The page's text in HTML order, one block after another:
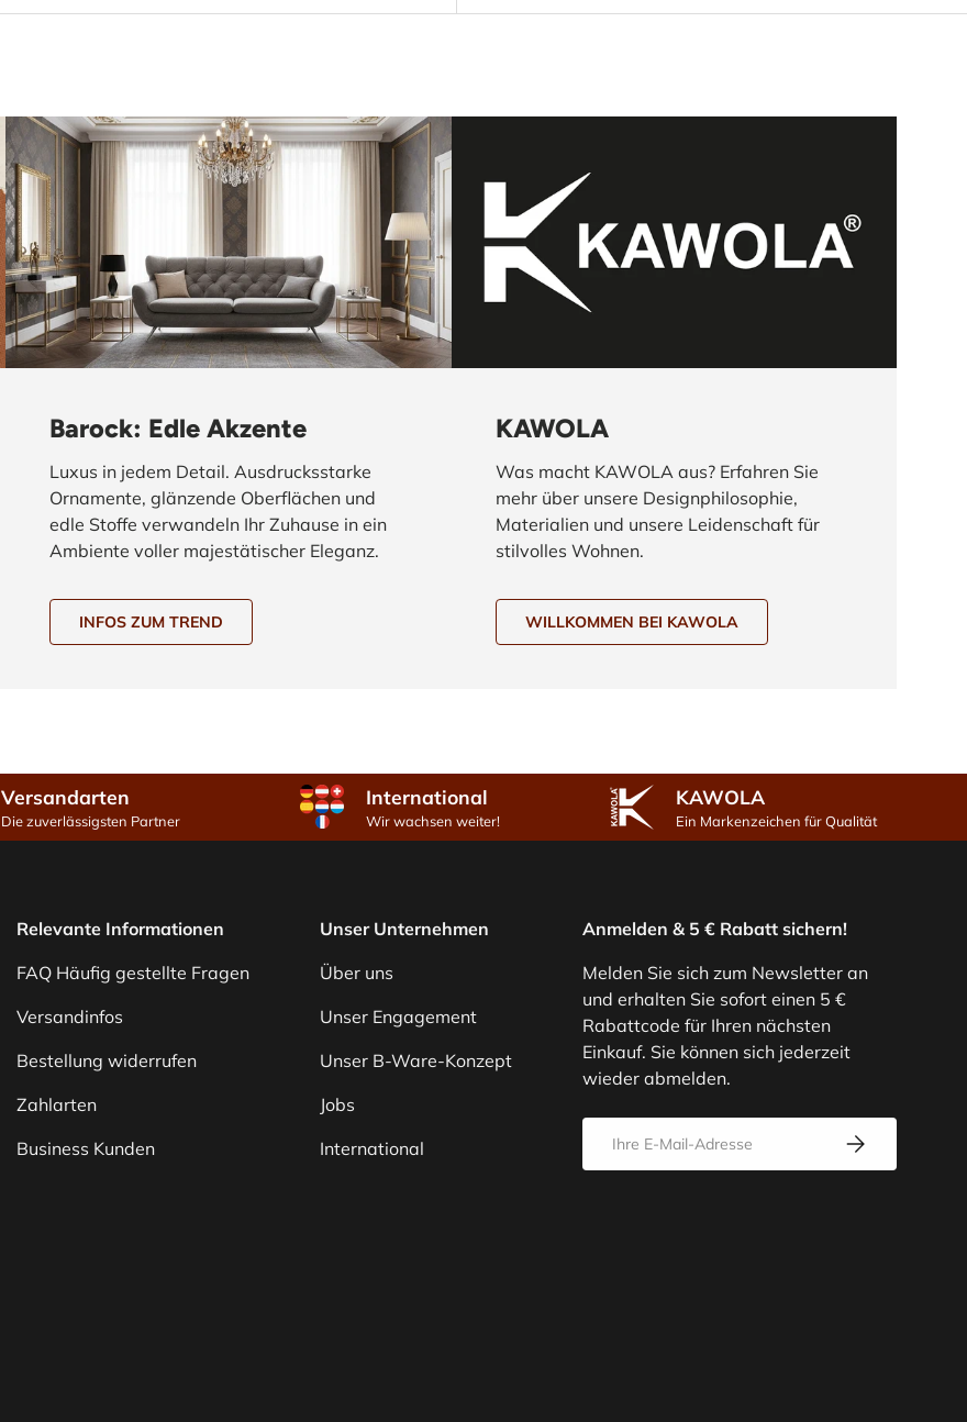
Barock: Edle Akzente
Luxus in jedem Detail. Ausdrucksstarke
Ornamente, glänzende Oberflächen und
edle Stoffe verwandeln Ihr Zuhause in ein
Ambiente voller majestätischer Eleganz.
INFOS ZUM TREND
KAWOLA
Was macht KAWOLA aus? Erfahren Sie
mehr über unsere Designphilosophie,
Materialien und unsere Leidenschaft für
stilvolles Wohnen.
WILLKOMMEN BEI KAWOLA
Versandarten
Die zuverlässigsten Partner
International
Wir wachsen weiter!
KAWOLA
Ein Markenzeichen für Qualität
Relevante Informationen
FAQ Häufig gestellte Fragen
Versandinfos
Bestellung widerrufen
Zahlarten
Business Kunden
Unser Unternehmen
Über uns
Unser Engagement
Unser B-Ware-Konzept
Jobs
International
Anmelden & 5 € Rabatt sichern!
Melden Sie sich zum Newsletter an
und erhalten Sie sofort einen 5 €
Rabattcode für Ihren nächsten
Einkauf. Sie können sich jederzeit
wieder abmelden.
Abonnieren